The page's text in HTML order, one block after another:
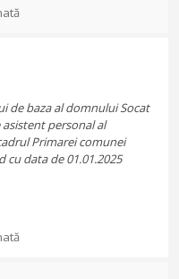
de baza al domnului Socat
personal al
Primarei comunei
data de 01.01.2025